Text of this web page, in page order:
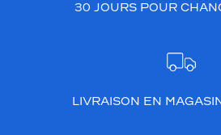
30 JOURS POUR
LIVRAISON EN